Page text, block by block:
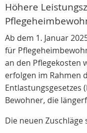
Höhere
Ab dem 1. Januar
für
an den Pflegekosten
erfolgen im Rahmen
Entlastungsgesetzes
Bewohner, die
Die neuen